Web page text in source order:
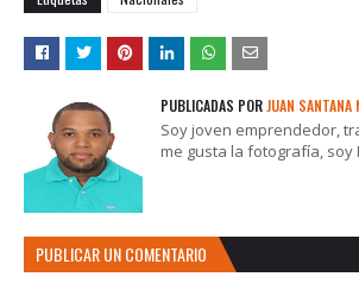
PUBLICADAS PORJUAN SANTANA
Soy joven emprendedor,
me gusta la fotografía, soy
PUBLICAR UN COMENTARIO